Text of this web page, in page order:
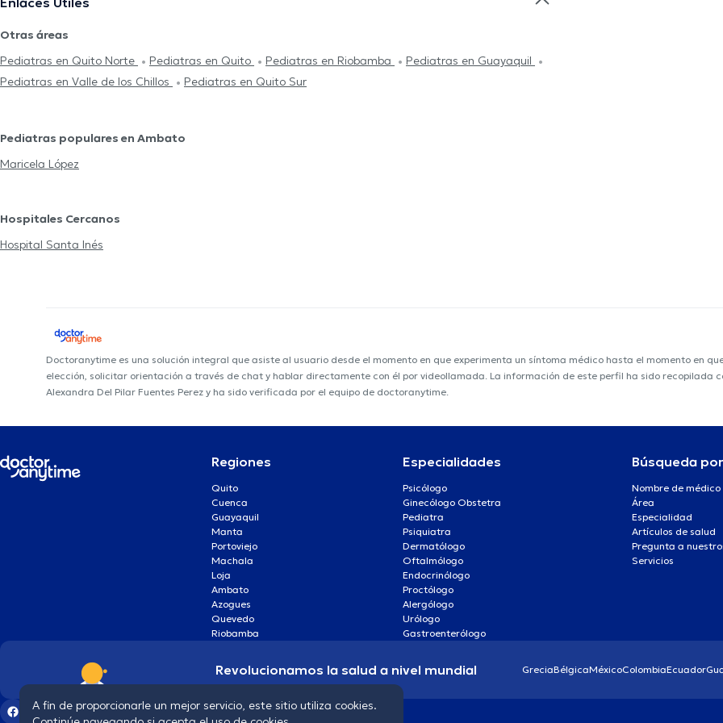
Otras áreas
Pediatras en Quito Norte
Pediatras en Quito Pediatras en Riobamba
Pediatras en Guayaquil
Pediatras en Valle de los Chillos
Pediatras en Quito Sur
Pediatras populares en Ambato
Maricela López
Hospitales Cercanos
Hospital Santa Inés
Doctoranytime es una solución integral que asiste al usuario desde el momento en que experimenta un síntoma médico hasta el momento en
elección, solicitar orientación a través de chat y hablar directamente con él por videollamada. La información de este perfil ha sido recopilada
Alexandra Del Pilar Fuentes Perez y ha sido verificada por el equipo de doctoranytime.
Regiones
Quito
Cuenca
Guayaquil
Manta
Portoviejo
Machala
Loja
Ambato
Azogues
Quevedo
Riobamba
Especialidades
Psicólogo
Ginecólogo Obstetra
Pediatra
Psiquiatra
Dermatólogo
Oftalmólogo
Endocrinólogo
Proctólogo
Alergólogo
Urólogo
Gastroenterólogo
Búsqueda por
Nombre de médico
Área
Especialidad
Artículos de salud
Pregunta a
Servicios
Revolucionamos la salud a nivel mundial GreciaBélgicaMéxicoColombiaEcuador
A fin de proporcionarle un mejor servicio, este sitio utiliza cookies.